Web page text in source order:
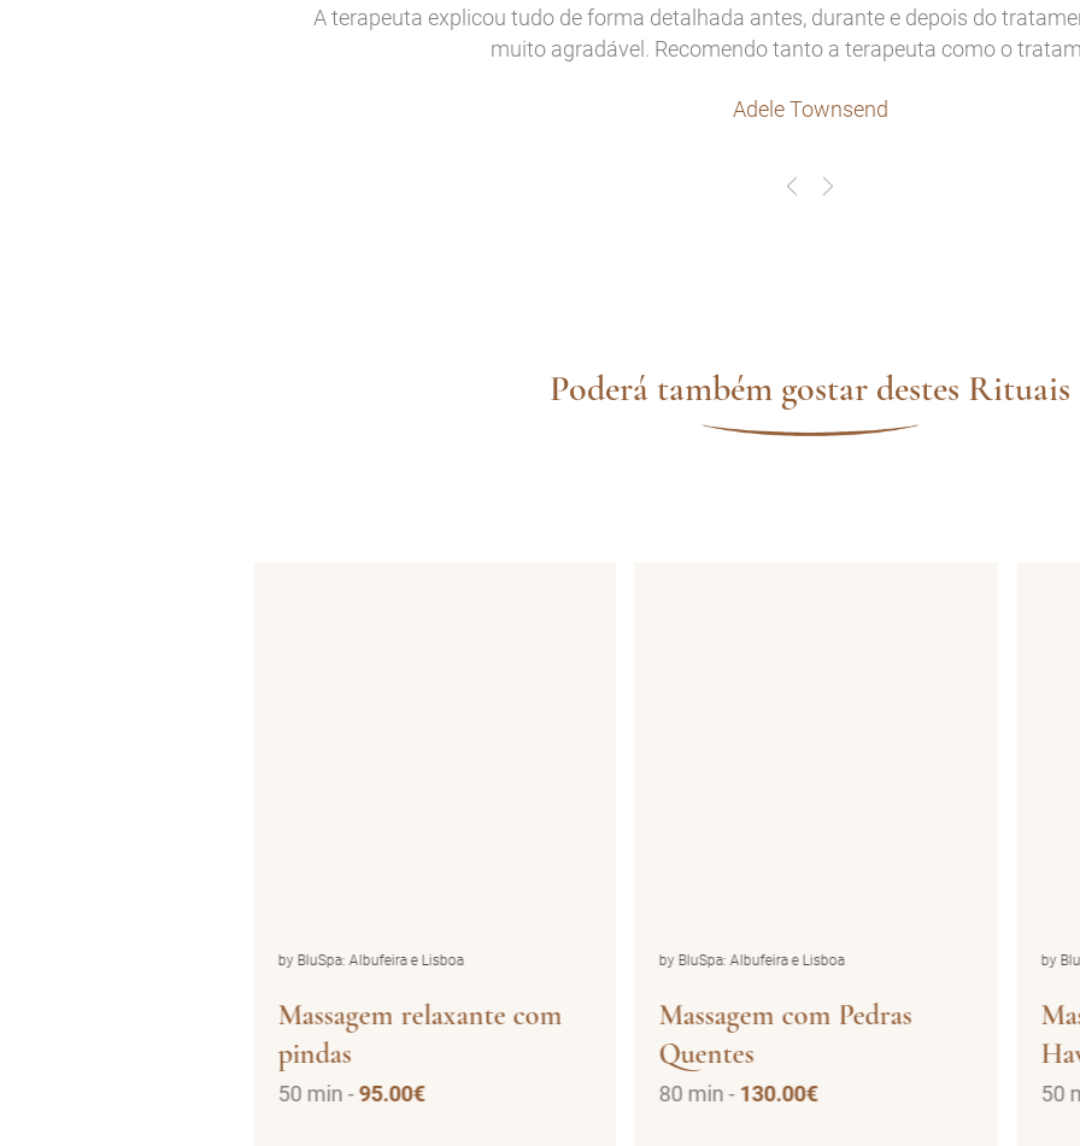
A terapeuta explicou tudo de forma detalhada antes, durante e depois do
muito agradável. Recomendo tanto a terapeuta como o
Adele Townsend
Poderá também gostar destes Rituais
by BluSpa: Albufeira e Lisboa
Massagem relaxante com
pindas
50 min -95.00€
by BluSpa: Albufeira e Lisboa
Massagem com Pedras
Quentes
80 min -130.00€
by
50